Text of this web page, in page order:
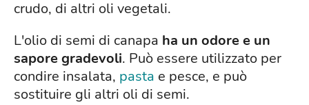
crudo, di altri oli vegetali.
L'olio di semi di canapa ha un odore e un
sapore gradevoli. Può essere utilizzato per
condire insalata, pasta e pesce, e può
sostituire gli altri oli di semi.